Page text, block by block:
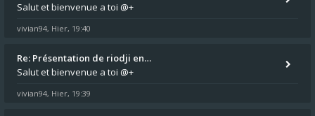
Salut et bienvenue a toi @+
vivian94, Hier, 19:40
Re: Présentation de riodji en…
Salut et bienvenue a toi @+
vivian94, Hier, 19:39